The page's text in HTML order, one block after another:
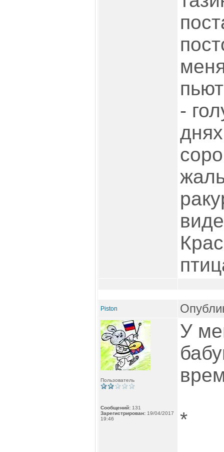
-
Piston
Пользователь
Сообщений: 131
Зарегистрирован: 19/04/2017
19:46
У
*